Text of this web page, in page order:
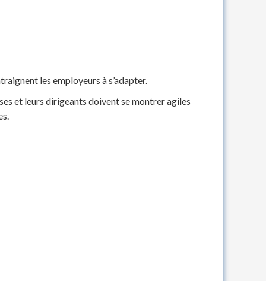
les employeurs à s’adapter.
et leurs dirigeants doivent se montrer agiles